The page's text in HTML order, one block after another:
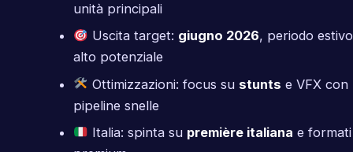
unità principali
Uscita target: giugno 2026, periodo
alto potenziale
Ottimizzazioni: focus su stunts e VFX con
pipeline snelle
Italia: spinta su première italiana e formati